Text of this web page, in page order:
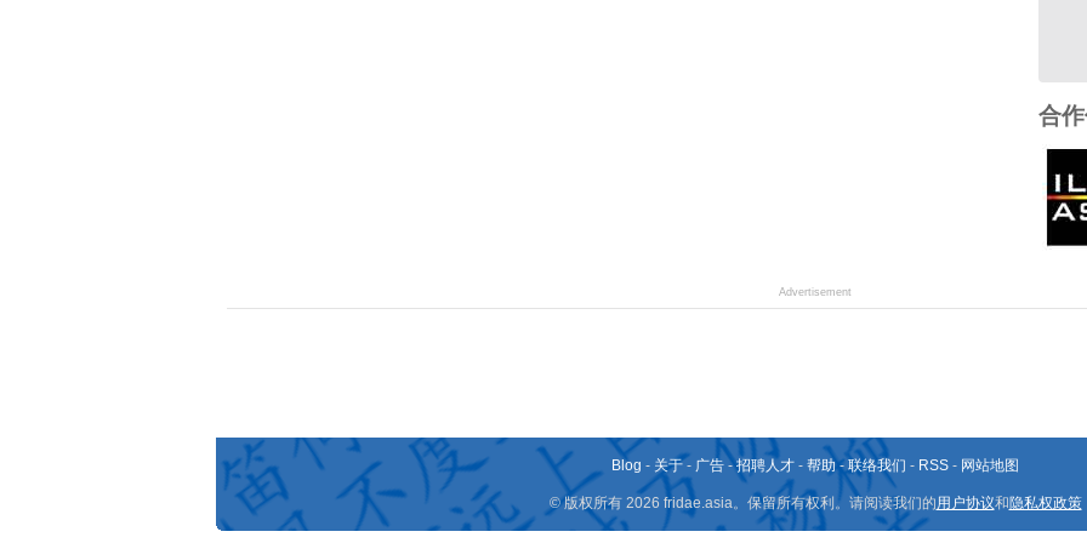
合
Advertisement
Blog - 关于 - 广告 -招聘人才 - 帮助- 联络我们 - RSS - 网站地图
© 版权所有 2026 fridae.asia。保留所有权利。请阅读我们的用户协议和隐私权政策